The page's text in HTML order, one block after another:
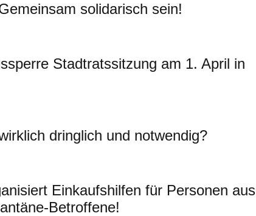
solidarisch sein!
Stadtratssitzung am 1. April in
dringlich und notwendig?
Einkaufshilfen für Personen aus
Betroffene!